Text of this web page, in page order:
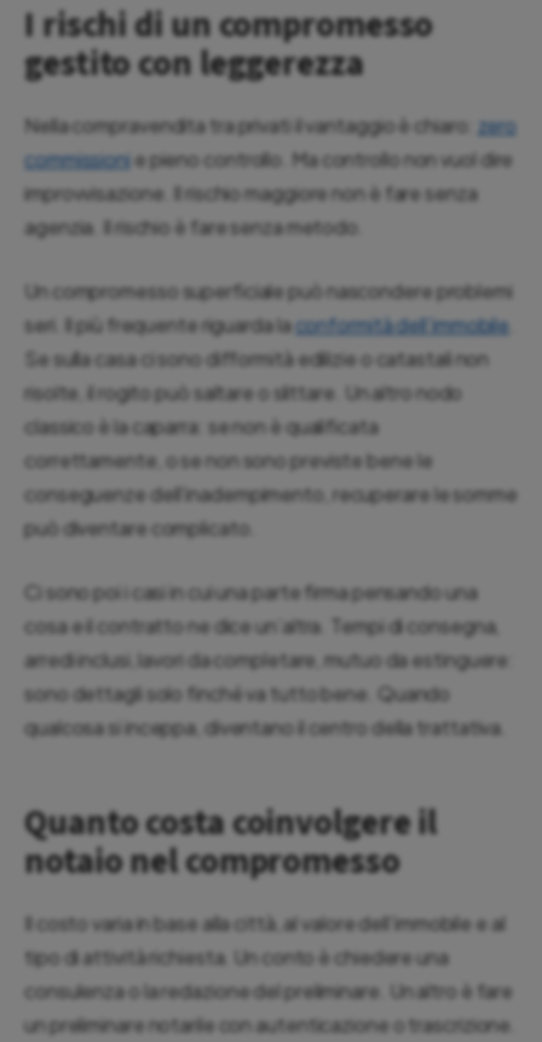
I rischi di un compromesso
gestito con leggerezza
Nella compravendita tra privati il vantaggio è chiaro: zero
commissionie pieno controllo. Ma controllo non vuol dire
improvvisazione. Il rischio maggiore non è fare senza
agenzia. Il rischio è fare senza metodo.
Un compromesso superficiale può nascondere problemi
seri. Il più frequente riguarda laconformità dell’immobile
Se sulla casa ci sono difformità edilizie o catastali non
risolte, il rogito può saltare o slittare. Un altro nodo
classico è la caparra: se non è qualificata
correttamente, o se non sono previste bene le
conseguenze dell’inadempimento, recuperare le somme
può diventare complicato.
Ci sono poi i casi in cui una parte firma pensando una
cosa e il contratto ne dice un’altra. Tempi di consegna,
arredi inclusi, lavori da completare, mutuo da estinguere:
sono dettagli solo finché va tutto bene. Quando
qualcosa si inceppa, diventano il centro della trattativa.
Quanto costa coinvolgere il
notaio nel compromesso
Il costo varia in base alla città, al valore dell’immobile e al
tipo di attività richiesta. Un conto è chiedere una
consulenza o la redazione del preliminare. Un altro è fare
un preliminare notarile con autenticazione o trascrizione.